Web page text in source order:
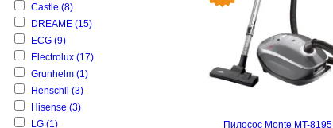
Castle (8)
DREAME (15)
ECG (9)
Electrolux (17)
Grunhelm (1)
Henschll
(3)
Hisense (3)
LG (1)
Пилосос Monte MT-8195